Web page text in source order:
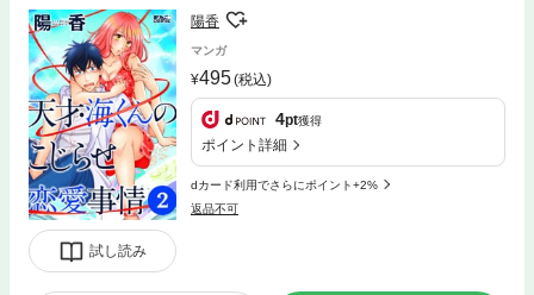
試し読み
陽香
マンガ
495(税込)
4pt獲得
ポイント詳細
dカード利用でさらにポイント+2%
返品不可